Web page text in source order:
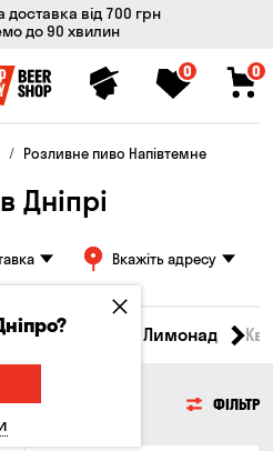
від 700 грн
до 90 хвилин
0 0
Розливне пиво Напівтемне
Дніпрі
Вкажіть адресу
Сидр Лимонад
ФІЛЬТР